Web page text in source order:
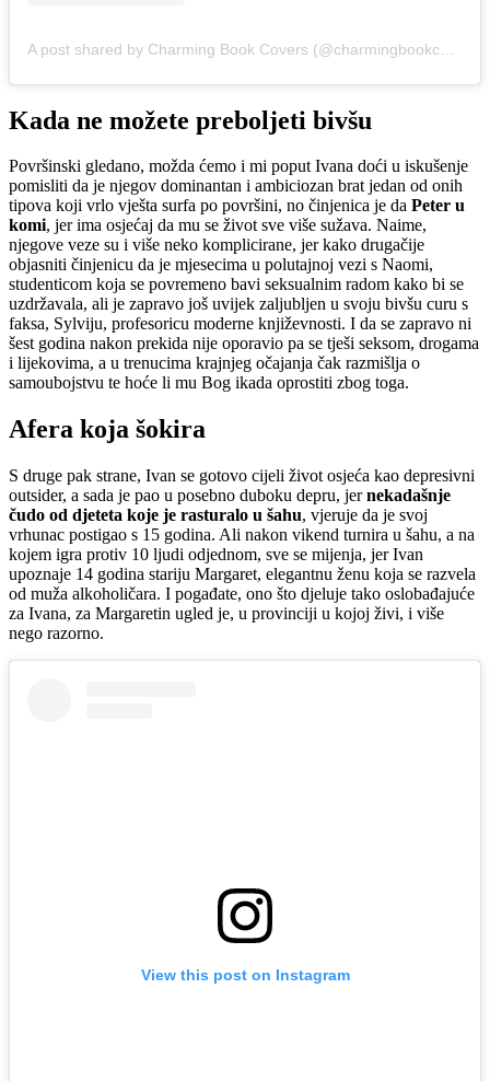
Kada ne možete preboljeti bivšu
Površinski gledano, možda ćemo i mi poput Ivana doći u iskušenje
pomisliti da je njegov dominantan i ambiciozan brat jedan od onih
tipova koji vrlo vješta surfa po površini, no činjenica je da Peter u
komi, jer ima osjećaj da mu se život sve više sužava. Naime,
njegove veze su i više neko komplicirane, jer kako drugačije
objasniti činjenicu da je mjesecima u polutajnoj vezi s Naomi,
studenticom koja se povremeno bavi seksualnim radom kako bi se
uzdržavala, ali je zapravo još uvijek zaljubljen u svoju bivšu curu s
faksa, Sylviju, profesoricu moderne književnosti. I da se zapravo ni
šest godina nakon prekida nije oporavio pa se tješi seksom, drogama
i lijekovima, a u trenucima krajnjeg očajanja čak razmišlja o
samoubojstvu te hoće li mu Bog ikada oprostiti zbog toga.
Afera koja šokira
S druge pak strane, Ivan se gotovo cijeli život osjeća kao depresivni
outsider, a sada je pao u posebno duboku depru, jernekadašnje
čudo od djeteta koje je rasturalo u šahu, vjeruje da je svoj
vrhunac postigao s 15 godina. Ali nakon vikend turnira u šahu, a na
kojem igra protiv 10 ljudi odjednom, sve se mijenja, jer Ivan
upoznaje 14 godina stariju Margaret, elegantnu ženu koja se razvela
od muža alkoholičara. I pogađate, ono što djeluje tako oslobađajuće
za Ivana, za Margaretin ugled je, u provinciji u kojoj živi, i više
nego razorno.
View this post on Instagram